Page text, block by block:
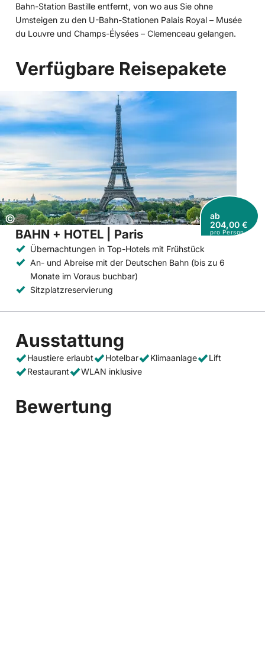
Bahn-Station Bastille entfernt, von wo aus Sie ohne
Umsteigen zu den U-Bahn-Stationen Palais Royal – Musée
du Louvre und Champs-Élysées – Clemenceau gelangen.
Verfügbare Reisepakete
Copyright:
©
ab
204,00 €
pro Person
BAHN + HOTEL | Paris
Übernachtungen in Top-Hotels mit Frühstück
An- und Abreise mit der Deutschen Bahn (bis zu 6
Monate im Voraus buchbar)
Sitzplatzreservierung
Ausstattung
Haustiere erlaubt Hotelbar Klimaanlage
Lift
Restaurant
WLAN inklusive
Bewertung